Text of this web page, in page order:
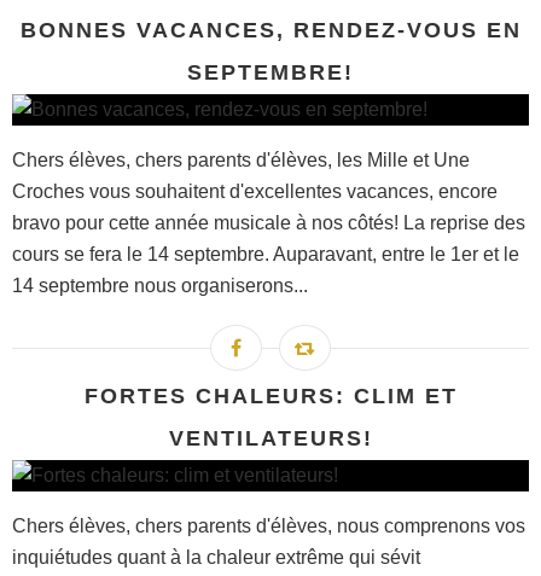
BONNES VACANCES, RENDEZ-VOUS EN
SEPTEMBRE!
Chers élèves, chers parents d'élèves, les Mille et Une
Croches vous souhaitent d'excellentes vacances, encore
bravo pour cette année musicale à nos côtés! La reprise des
cours se fera le 14 septembre. Auparavant, entre le 1er et le
14 septembre nous organiserons...
FORTES CHALEURS: CLIM ET
VENTILATEURS!
Chers élèves, chers parents d'élèves, nous comprenons vos
inquiétudes quant à la chaleur extrême qui sévit